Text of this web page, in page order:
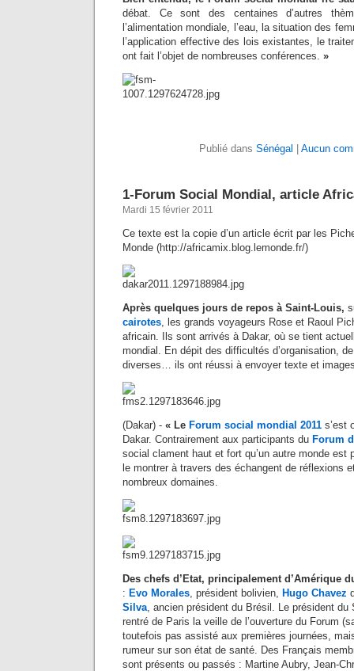
débat. Ce sont des centaines d’autres
l’alimentation mondiale, l’eau, la situation des
l’application effective des lois existantes, le
ont fait l’objet de nombreuses conférences. »
Publié dans Sénégal | Aucun
1-Forum Social Mondial, article
Mardi 15 février 2011
Ce texte est la copie d’un article écrit par les
Monde (http://africamix.blog.lemonde.fr/)
Après quelques jours de repos à Saint-Louis,
cairotes , les grands voyageurs Rose et Raoul
africain. Ils sont arrivés à Dakar, où se tient
mondial. En dépit des difficultés d’organisation,
diverses… ils ont réussi à envoyer texte et
(Dakar) - « Le Forum social mondial 2011 s’est
Dakar. Contrairement aux participants du Forum
social clament haut et fort qu’un autre monde est
le montrer à travers des échangent de réflexions
nombreux domaines.
Des chefs d’Etat, principalement d’Amérique
: Evo Morales , président bolivien, Hugo Chavez
Silva , ancien président du Brésil. Le président
rentré de Paris la veille de l’ouverture du Forum
toutefois pas assisté aux premières journées,
rumeur sur son état de santé. Des Français
sont présents ou passés : Martine Aubry, Jean-